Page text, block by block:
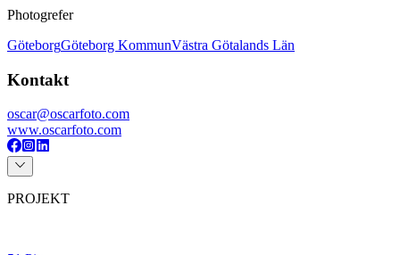
Photogrefer
GöteborgGöteborg KommunVästra Götalands Län
Kontakt
oscar@oscarfoto.com
www.oscarfoto.com
PROJEKT